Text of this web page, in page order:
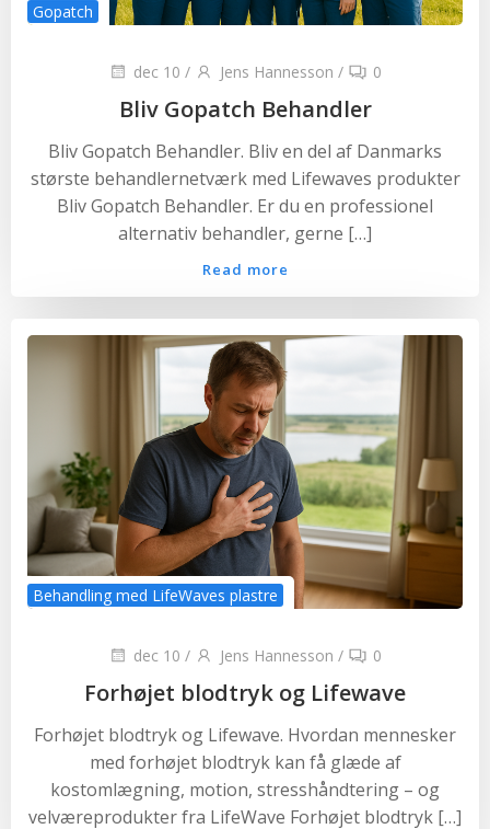
Gopatch
dec 10 / Jens Hannesson / 0
Bliv Gopatch Behandler
Bliv Gopatch Behandler. Bliv en del af Danmarks
største behandlernetværk med Lifewaves produkter
Bliv Gopatch Behandler. Er du en professionel
alternativ behandler, gerne […]
Read more
Behandling med LifeWaves plastre
dec 10 / Jens Hannesson / 0
Forhøjet blodtryk og Lifewave
Forhøjet blodtryk og Lifewave. Hvordan mennesker
med forhøjet blodtryk kan få glæde af
kostomlægning, motion, stresshåndtering – og
velværeprodukter fra LifeWave Forhøjet blodtryk […]